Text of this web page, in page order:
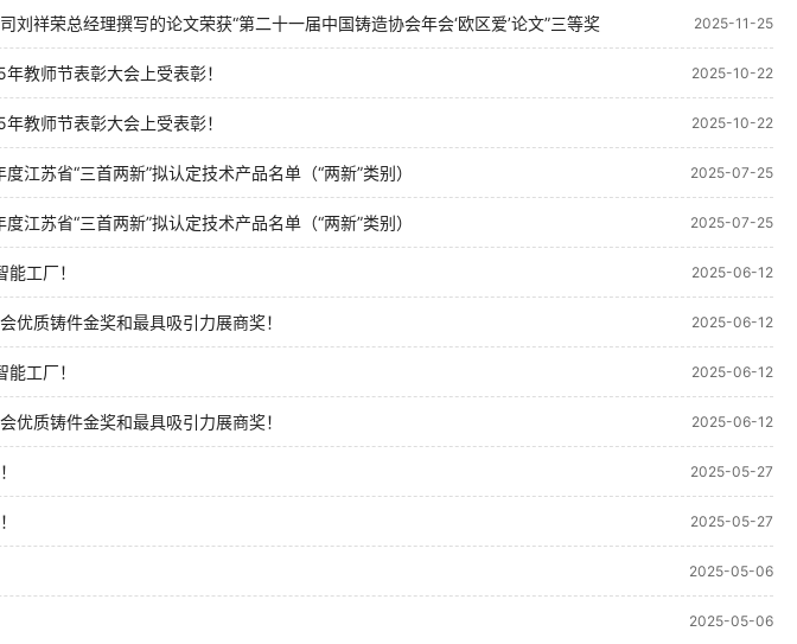
2025-11-25
祥荣总经理撰写的论文荣获“第二十一届中国铸造协会年会‘欧区爱’论文”三等奖
2025-10-22
教师节表彰大会上受表彰！
2025-10-22
教师节表彰大会上受表彰！
2025-07-25
苏省“三首两新”拟认定技术产品名单（“两新”类别）
2025-07-25
苏省“三首两新”拟认定技术产品名单（“两新”类别）
2025-06-12
工厂！
2025-06-12
优质铸件金奖和最具吸引力展商奖！
2025-06-12
工厂！
2025-06-12
优质铸件金奖和最具吸引力展商奖！
2025-05-27
2025-05-27
2025-05-06
2025-05-06